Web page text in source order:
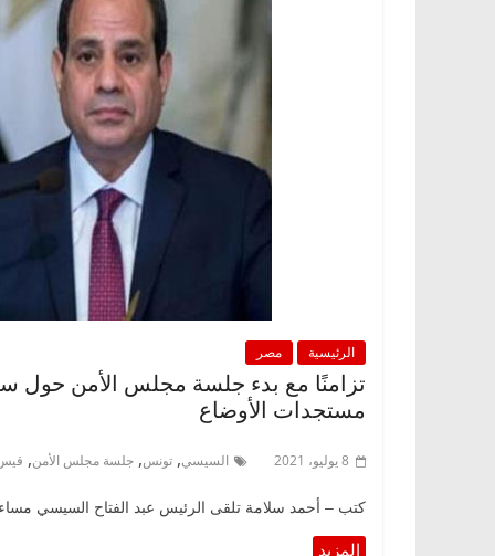
الرئيسية مصر
تزامنًا مع بدء جلسة مجلس الأمن حول
مستجدات الأوضاع
8 يوليو، 2021 السيسي, تونس, جلسة مجلس الأمن,
كتب – أحمد سلامة تلقى الرئيس عبد الفتاح السيسي مساء